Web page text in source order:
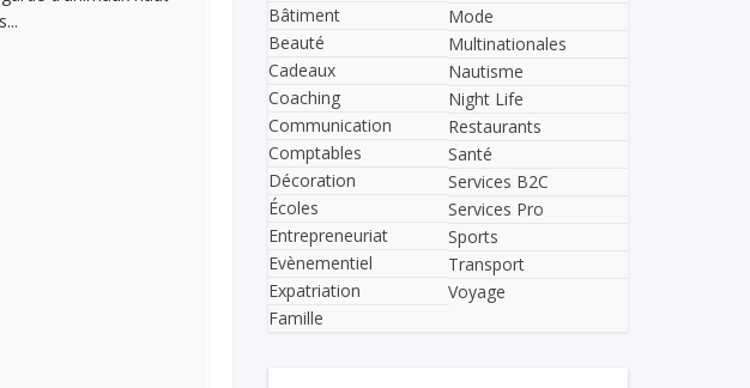
Bâtiment
Beauté
Cadeaux
Coaching
Communication
Comptables
Décoration
Écoles
Entrepreneuriat
Evènementiel
Expatriation
Famille
Mode
Multinationales
Nautisme
Night Life
Restaurants
Santé
Services B2C
Services Pro
Sports
Transport
Voyage